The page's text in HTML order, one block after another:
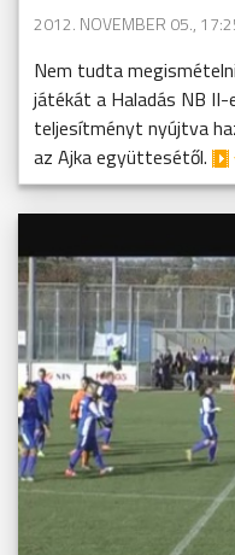
2012. NOVEMBER 05.,
Nem tudta
játékát a Haladás NB
teljesítményt nyújtva
az Ajka együttesétől.